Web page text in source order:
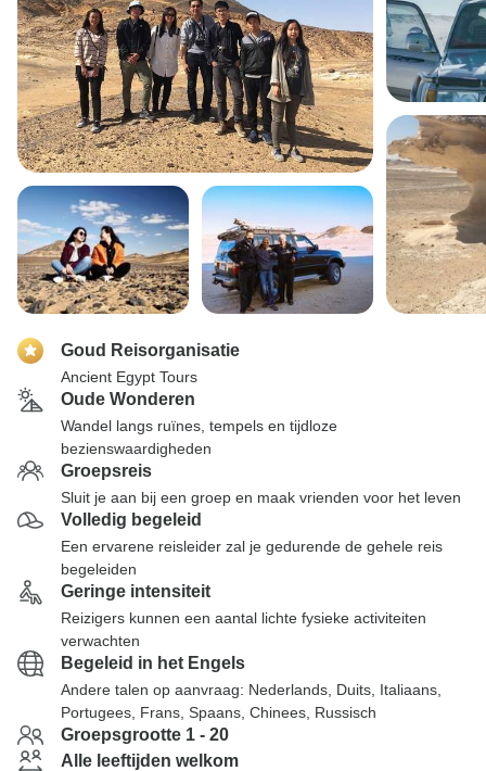
Goud Reisorganisatie
Ancient Egypt Tours
Oude Wonderen
Wandel langs ruïnes, tempels en tijdloze
bezienswaardigheden
Groepsreis
Sluit je aan bij een groep en maak vrienden voor het leven
Volledig begeleid
Een ervarene reisleider zal je gedurende de gehele reis
begeleiden
Geringe intensiteit
Reizigers kunnen een aantal lichte fysieke activiteiten
verwachten
Begeleid in het Engels
Andere talen op aanvraag: Nederlands, Duits, Italiaans,
Portugees, Frans, Spaans, Chinees, Russisch
Groepsgrootte 1 - 20
Alle leeftijden welkom